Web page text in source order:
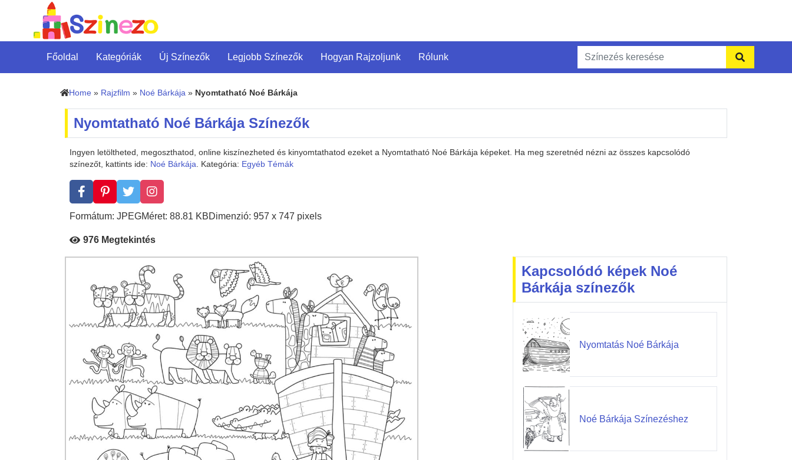
Főoldal Kategóriák Új Színezők Legjobb Színezők Hogyan Rajzoljunk Rólunk
Home » Rajzfilm » Noé Bárkája » Nyomtatható Noé Bárkája
Nyomtatható Noé Bárkája Színezők
Ingyen letöltheted, megoszthatod, online kiszínezheted és kinyomtathatod ezeket a Nyomtatható Noé Bárkája képeket. Ha meg szeretnéd nézni az összes kapcsolódó
színezőt, kattints ide: Noé Bárkája. Kategória: Egyéb Témák
Formátum: JPEGMéret: 88.81 KBDimenzió: 957 x 747 pixels
976 Megtekintés
Kapcsolódó képek Noé
Bárkája színezők
Nyomtatás Noé Bárkája
Noé Bárkája Színezéshez